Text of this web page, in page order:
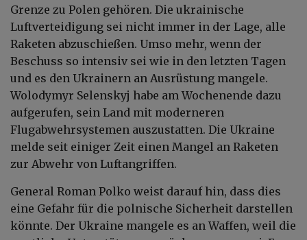
Grenze zu Polen gehören. Die ukrainische
Luftverteidigung sei nicht immer in der Lage, alle
Raketen abzuschießen. Umso mehr, wenn der
Beschuss so intensiv sei wie in den letzten Tagen
und es den Ukrainern an Ausrüstung mangele.
Wolodymyr Selenskyj habe am Wochenende dazu
aufgerufen, sein Land mit moderneren
Flugabwehrsystemen auszustatten. Die Ukraine
melde seit einiger Zeit einen Mangel an Raketen
zur Abwehr von Luftangriffen.
General Roman Polko weist darauf hin, dass dies
eine Gefahr für die polnische Sicherheit darstellen
könnte. Der Ukraine mangele es an Waffen, weil die